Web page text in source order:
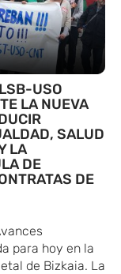
USO
LA NUEVA
SALUD
LA
DE
DE
para hoy en la
de Bizkaia. La